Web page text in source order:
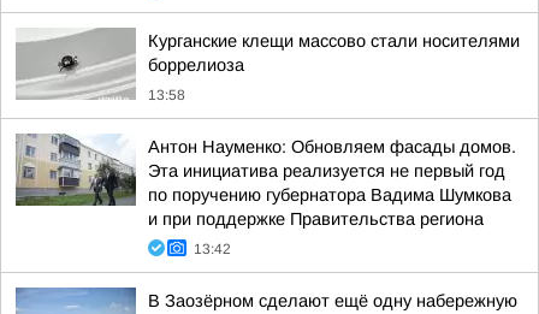
Курганские клещи массово стали носителями
боррелиоза
13:58
Антон Науменко: Обновляем фасады домов.
Эта инициатива реализуется не первый год
по поручению губернатора Вадима Шумкова
и при поддержке Правительства региона
13:42
В Заозёрном сделают ещё одну набережную